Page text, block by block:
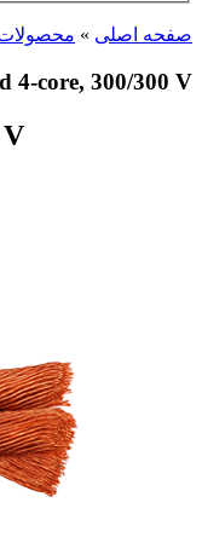
صفحه اصلی »
4-core, 300/300 V